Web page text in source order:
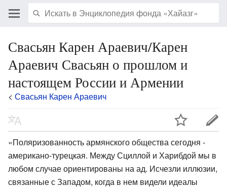
Свасьян Карен Араевич/Карен
Араевич Свасьян о прошлом и
настоящем России и Армении
< Свасьян Карен Араевич
«Поляризованность армянского общества сегодня -
американо-турецкая. Между Сциллой и Харибдой мы в
любом случае ориентированы на ад. Исчезли иллюзии,
связанные с Западом, когда в нем видели идеалы